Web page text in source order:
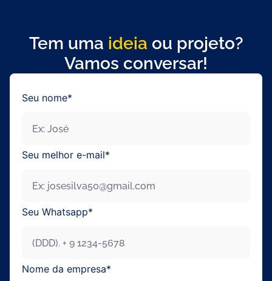
Tem uma ideia ou projeto?
Vamos conversar!
Seu nome*
Seu melhor e-mail*
Seu Whatsapp*
Nome da empresa*